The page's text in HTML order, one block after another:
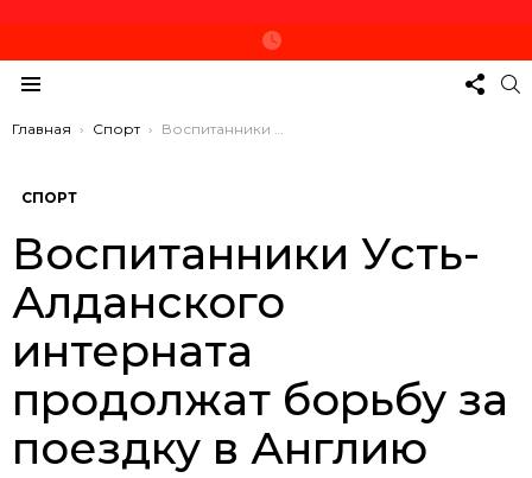
Вы здесь:
Главная Спорт Воспитанники Усть-Алданского интерната продолжат борьбу за поездку в Англию
СПОРТ
Воспитанники Усть-
Алданского
интерната
продолжат борьбу за
поездку в Англию